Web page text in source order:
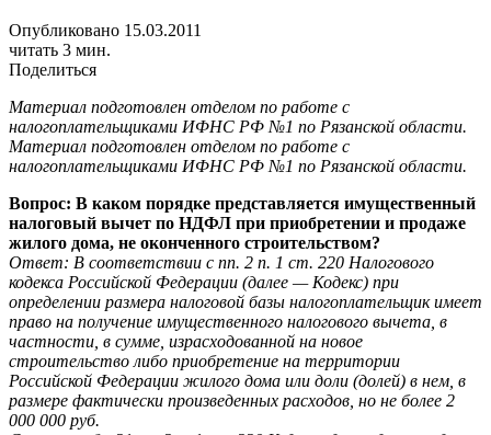
Опубликовано 15.03.2011
читать 3 мин.
Поделиться
Материал подготовлен отделом по работе с
налогоплательщиками ИФНС РФ №1 по Рязанской области.
Материал подготовлен отделом по работе с
налогоплательщиками ИФНС РФ №1 по Рязанской области.
Вопрос: В каком порядке представляется имущественный
налоговый вычет по НДФЛ при приобретении и продаже
жилого дома, не оконченного строительством?
Ответ: В соответствии с пп. 2 п. 1 ст. 220 Налогового
кодекса Российской Федерации (далее — Кодекс) при
определении размера налоговой базы налогоплательщик имеет
право на получение имущественного налогового вычета, в
частности, в сумме, израсходованной на новое
строительство либо приобретение на территории
Российской Федерации жилого дома или доли (долей) в нем, в
размере фактически произведенных расходов, но не более 2
000 000 руб.